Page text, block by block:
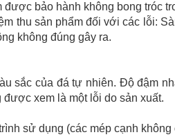
bảo hành không bong tróc
thu sản phẩm đối với các lỗi:
không đúng gây ra.
sắc của đá tự nhiên. Độ đậm
xem là một lỗi do sản xuất.
sử dụng (các mép cạnh